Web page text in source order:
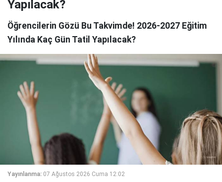
Yapılacak?
Öğrencilerin Gözü Bu Takvimde! 2026-2027 Eğitim
Yılında Kaç Gün Tatil Yapılacak?
Yayınlanma: 07 Ağustos 2026 Cuma 12:02